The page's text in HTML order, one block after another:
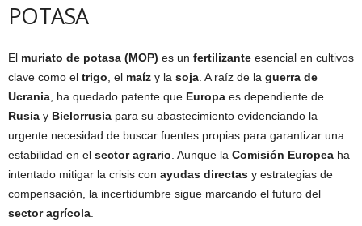
POTASA
El muriato de potasa (MOP) es un fertilizante esencial en cultivos
clave como el trigo , el maíz y la soja . A raíz de la guerra de
Ucrania , ha quedado patente que Europa es dependiente de
Rusia y Bielorrusia para su abastecimiento evidenciando la
urgente necesidad de buscar fuentes propias para garantizar una
estabilidad en el sector agrario . Aunque la Comisión Europea ha
intentado mitigar la crisis con ayudas directas y estrategias de
compensación, la incertidumbre sigue marcando el futuro del
sector agrícola